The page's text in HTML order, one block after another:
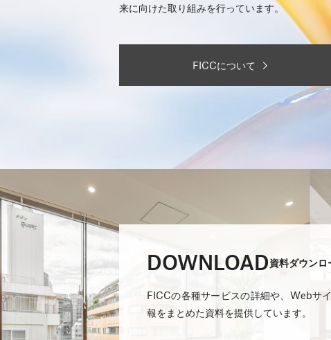
来に向けた取り組みを行っています。
FICCについて
DOWNLOAD資料ダウンロ
FICCの各種サービスの詳細や、Webサ
報をまとめた資料を提供しています。